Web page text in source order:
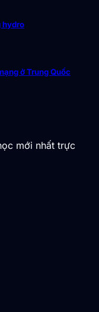
hydro
ở Trung Quốc
mới nhất trực